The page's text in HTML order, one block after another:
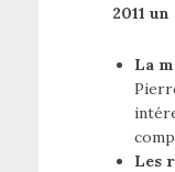
2011
La
Les